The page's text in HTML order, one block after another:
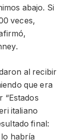
abajo. Si
veces,
al recibir
que era
“Estados
italiano
final:
habría